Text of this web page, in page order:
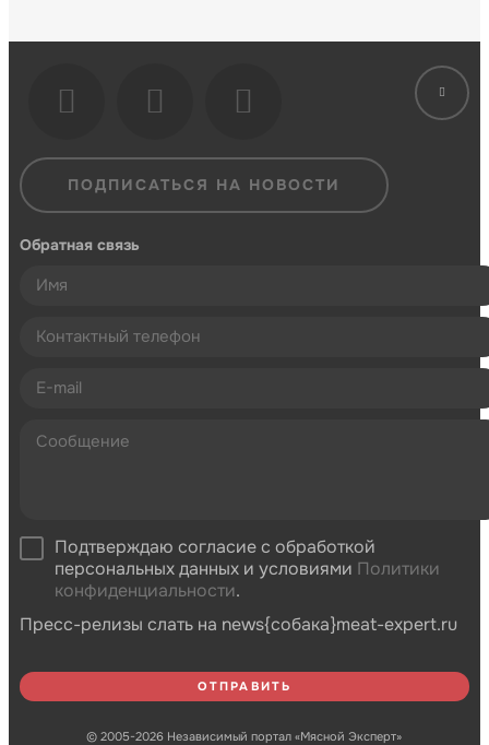
ПОДПИСАТЬСЯ НА НОВОСТИ
Обратная связь
Подтверждаю согласие с обработкой
персональных данных и условиями Политики
конфиденциальности.
Пресс-релизы слать на news{собака}meat-expert.ru
© 2005-2026 Независимый портал «Мясной Эксперт»